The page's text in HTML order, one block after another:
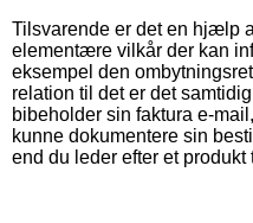
Tilsvarende er det en hjælp
elementære vilkår der kan
eksempel den
relation til det er det
bibeholder sin faktura e-
kunne dokumentere sin
end du leder efter et